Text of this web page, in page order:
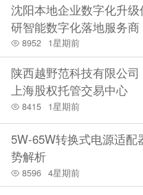
沈阳本地企业数字化升
研智能数字化落地服务商
8952 1星期前
陕西越野范科技有限公
上海股权托管交易中心
8415 1星期前
5W-65W转换式电源适
势解析
8596 4星期前